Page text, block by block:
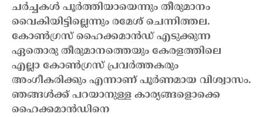
ചർച്ചകൾ പൂർത്തിയായെന്നും തീരുമാനം
വൈകിയിട്ടില്ലെന്നും രമേശ് ചെന്നിത്തല.
കോൺഗ്രസ് ഹൈക്കമാൻഡ് എടുക്കുന്ന
ഏതൊരു തീരുമാനത്തെയും കേരളത്തിലെ
എല്ലാ കോൺഗ്രസ് പ്രവർത്തകരും
അംഗീകരിക്കും എന്നാണ് പൂർണമായ വിശ്വാസം.
ഞങ്ങൾക്ക് പറയാനുള്ള കാര്യങ്ങളൊക്കെ
ഹൈക്കമാൻഡിനെ